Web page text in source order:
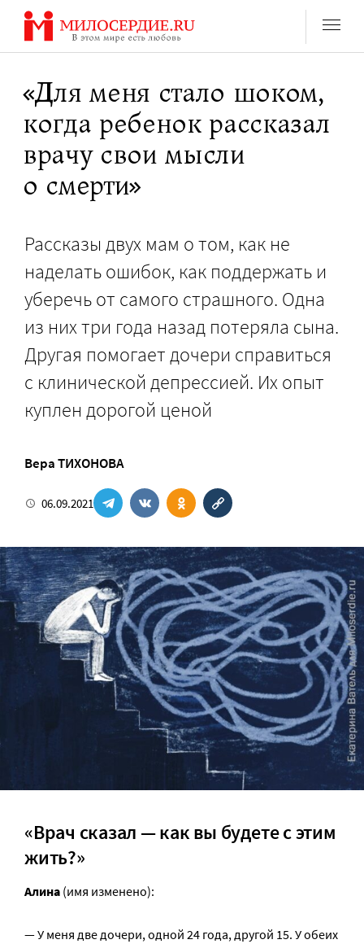
Перейти
содержанию
«Для меня стало шоком,
когда ребенок рассказал
врачу свои мысли
о смерти»
Рассказы двух мам о том, как не
наделать ошибок, как поддержать и
уберечь от самого страшного. Одна
из них три года назад потеряла сына.
Другая помогает дочери справиться
с клинической депрессией. Их опыт
куплен дорогой ценой
Вера ТИХОНОВА
06.09.2021
«Врач сказал — как вы будете с этим
жить?»
Алина (имя изменено):
— У меня две дочери, одной 24 года, другой 15. У обеих